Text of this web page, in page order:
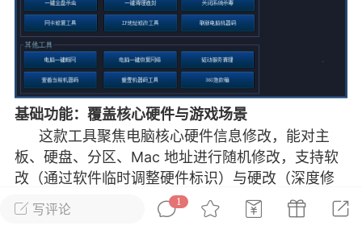
游民通 Lv.13
版主
19 23:03
电脑端 问题解决
我在商城购买的虚拟产品显示自动发
在那里查看卡密？
发货的商品在那里查看卡密？答：查看
：下单以后在右边消息栏查看卡密，或
像 — 我的订单 — 待评价 — 查看订单，
看卡密详情问：我...
写评论
1
基础功能：覆盖核心硬件与游戏场景
这款工具聚焦电脑核心硬件信息修改，能对主
板、硬盘、分区、Mac 地址进行随机修改，支持软
改（通过软件临时调整硬件标识）与硬改（深度修
改硬件底层标识）两种模式，满足不同场景下的硬
件信息重置需求。